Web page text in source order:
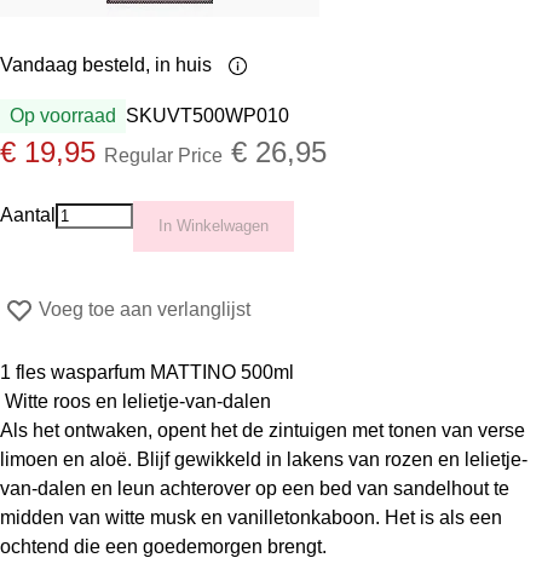
Vandaag besteld, in huis
Op voorraad SKUVT500WP010
Special Price
€ 19,95 Regular Price € 26,95
Aantal
In Winkelwagen
Voeg toe aan verlanglijst
1 fles wasparfum MATTINO 500ml
Witte roos en lelietje-van-dalen
Als het ontwaken, opent het de zintuigen met tonen van verse
limoen en aloë. Blijf gewikkeld in lakens van rozen en lelietje-
van-dalen en leun achterover op een bed van sandelhout te
midden van witte musk en vanilletonkaboon. Het is als een
ochtend die een goedemorgen brengt.